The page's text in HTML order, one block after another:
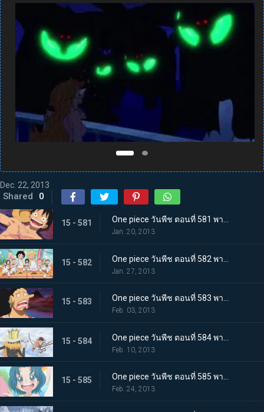
Dec. 22, 2013
Shared 0
15 - 581
Jan. 20, 2013
15 - 582
Jan. 27, 2013
15 - 583 One piece วันพีช ตอนที่ 583 พากย์ไทย ช่วยเหลือพวกเด็กๆ! สงครามพวกพ้อง เปิดฉาก
Feb. 03, 2013
15 - 584
Feb. 10, 2013
15 - 585 One piece วันพีช ตอนที่ 585 พากย์ไทย เจ็ดเทพโจรสลัด! ทราฟัลการ์ ลอว์
Feb. 24, 2013